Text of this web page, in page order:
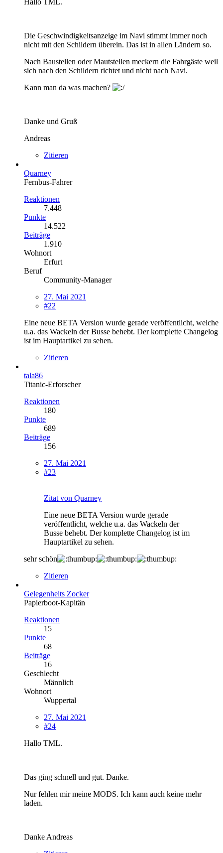
Die Geschwindigkeitsanzeige im Navi stimmt immer noch
nicht mit den Schildern überein. Das ist in allen Ländern so.
Nach Baustellen oder Mautstellen meckern die Fahrgäste weil
sich nach den Schildern richtet und nicht nach Navi.
Kann man da was machen?
Danke und Gruß
Andreas
Zitieren
Quarney
Fernbus-Fahrer
Reaktionen
7.448
Punkte
14.522
Beiträge
1.910
Wohnort
Erfurt
Beruf
Community-Manager
27. Mai 2021
#22
Eine neue BETA Version wurde gerade veröffentlicht, welche
u.a. das Wackeln der Busse behebt. Der komplette Changelog
ist im Hauptartikel zu sehen.
Zitieren
tala86
Titanic-Erforscher
Reaktionen
180
Punkte
689
Beiträge
156
27. Mai 2021
#23
Zitat von Quarney
Eine neue BETA Version wurde gerade
veröffentlicht, welche u.a. das Wackeln der
Busse behebt. Der komplette Changelog ist im
Hauptartikel zu sehen.
sehr schön
Zitieren
Gelegenheits Zocker
Papierboot-Kapitän
Reaktionen
15
Punkte
68
Beiträge
16
Geschlecht
Männlich
Wohnort
Wuppertal
27. Mai 2021
#24
Hallo TML.
Das ging schnell und gut. Danke.
Nur fehlen mir meine MODS. Ich kann auch keine mehr
laden.
Danke Andreas